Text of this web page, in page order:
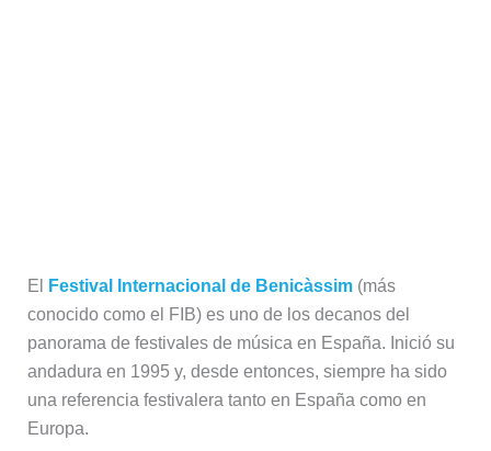
El Festival Internacional de Benicàssim(más
conocido como el FIB) es uno de los decanos del
panorama de festivales de música en España. Inició su
andadura en 1995 y, desde entonces, siempre ha sido
una referencia festivalera tanto en España como en
Europa.